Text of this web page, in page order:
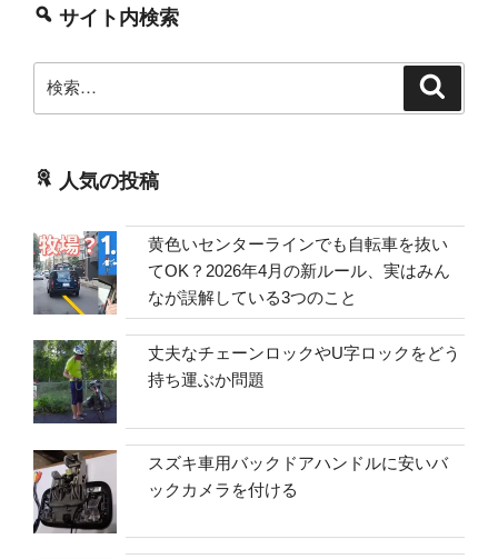
サイト内検索
索:
人気の投稿
黄色いセンターラインでも自転車を抜い
てOK？2026年4月の新ルール、実はみん
なが誤解している3つのこと
丈夫なチェーンロックやU字ロックをどう
持ち運ぶか問題
スズキ車用バックドアハンドルに安いバ
ックカメラを付ける